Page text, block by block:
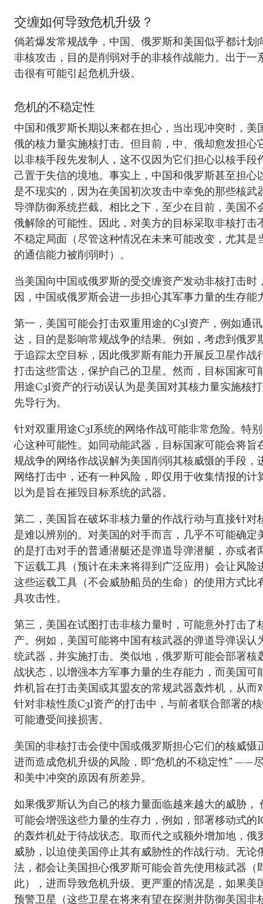
交缠如何导致危机升级？
倘若爆发常规战争，中国、俄罗斯和美国似乎都计划
非核攻击，目的是削弱对手的非核作战能力。出于一
击很有可能引起危机升级。
危机的不稳定性
中国和俄罗斯长期以来都在担心，当出现冲突时，美
俄的核力量实施核打击。但目前，中、俄却愈发担心
以非核手段先发制人，这不仅因为它们担心以核手段
己置于失信的境地。事实上，中国和俄罗斯甚至担心
是不现实的，因为在美国初次攻击中幸免的那些核武
导弹防御系统拦截。相比之下，至少在目前，美国不
俄解除的可能性。因此，对美方的目标采取非核打击
不稳定局面（尽管这种情况在未来可能改变，尤其是
的通信能力被削弱时）。
当美国向中国或俄罗斯的受交缠资产发动非核打击时
因，中国或俄罗斯会进一步担心其军事力量的生存能
第一，美国可能会打击双重用途的C3I资产，例如通
达，目的是影响常规战争的结果。例如，考虑到俄罗
于追踪太空目标，因此俄罗斯有能力开展反卫星作战
打击这些雷达，保护自己的卫星。然而，目标国家可
用途C3I资产的行动误认为是美国对其核力量实施核
先导行为。
针对双重用途C3I系统的网络作战可能非常危险。特
心这种可能性。如同动能武器，目标国家可能会将旨
规战争的网络作战误解为美国削弱其核威慑的手段，
网络打击中，还有一种风险，即仅用于收集情报的计
以为是旨在摧毁目标系统的武器。
第二，美国旨在破坏非核力量的作战行动与直接针对
是难以辨别的。对美国的对手而言，几乎不可能确定
的是打击对手的普通潜艇还是弹道导弹潜艇，亦或者
下运载工具（预计在未来将得到广泛应用）会让风险
这些运载工具（不会威胁船员的生命）的使用方式比
具攻击性。
第三，美国在试图打击非核力量时，可能意外打击了
产。例如，美国可能将中国有核武器的弹道导弹误认
统武器，并实施打击。类似地，俄罗斯可能会部署核
战状态，以增强本方军事力量的生存能力，而美国可
炸机旨在打击美国或其盟友的常规武器轰炸机，从而
针对非核性质C3I资产的打击中，与前者联合部署的
可能遭受间接损害。
美国的非核打击会使中国或俄罗斯担心它们的核威慑
进而造成危机升级的风险，即“危机的不稳定性” ——
和美中冲突的原因有所差异。
如果俄罗斯认为自己的核力量面临越来越大的威胁，
可能会增强这些力量的生存力，例如，部署移动式的
的轰炸机处于待战状态。取而代之或额外增加地，俄
威胁，以迫使美国停止其有威胁性的作战行动。无论
法，都会让美国担心俄罗斯可能会首先使用核武器（
此），进而导致危机升级。更严重的情况是，如果美
预警卫星（这些卫星在将来有望在探测并防御美国非